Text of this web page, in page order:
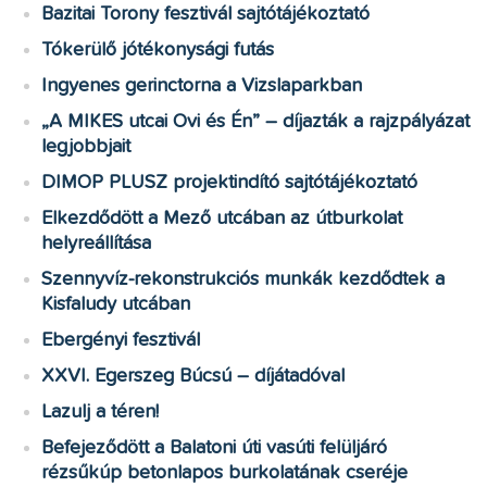
Bazitai Torony fesztivál sajtótájékoztató
Tókerülő jótékonysági futás
Ingyenes gerinctorna a Vizslaparkban
„A MIKES utcai Ovi és Én” – díjazták a rajzpályázat
legjobbjait
DIMOP PLUSZ projektindító sajtótájékoztató
Elkezdődött a Mező utcában az útburkolat
helyreállítása
Szennyvíz-rekonstrukciós munkák kezdődtek a
Kisfaludy utcában
Ebergényi fesztivál
XXVI. Egerszeg Búcsú – díjátadóval
Lazulj a téren!
Befejeződött a Balatoni úti vasúti felüljáró
rézsűkúp betonlapos burkolatának cseréje